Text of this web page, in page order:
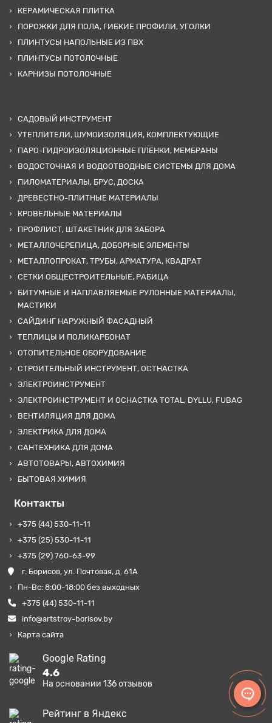
КЕРАМИЧЕСКАЯ ПЛИТКА
ПОРОЖКИ ДЛЯ ПОЛА, ГИБКИЕ ПРОФИЛИ, УГОЛКИ
ПЛИНТУСЫ НАПОЛЬНЫЕ ИЗ ПВХ
ПЛИНТУСЫ ПОТОЛОЧНЫЕ
КАРНИЗЫ ПОТОЛОЧНЫЕ
САДОВЫЙ ИНСТРУМЕНТ
УТЕПЛИТЕЛИ, ШУМОИЗОЛЯЦИЯ, КОМПЛЕКТУЮЩИЕ
ПАРО-ГИДРОИЗОЛЯЦИОННЫЕ ПЛЕНКИ, МЕМБРАНЫ
ВОДОСТОЧНАЯ И ВОДООТВОДНЫЕ СИСТЕМЫ ДЛЯ ДОМА
ПИЛОМАТЕРИАЛЫ, БРУС, ДОСКА
ДРЕВЕСТНО-ПЛИТНЫЕ МАТЕРИАЛЫ
КРОВЕЛЬНЫЕ МАТЕРИАЛЫ
ПРОФЛИСТ, ШТАКЕТНИК ДЛЯ ЗАБОРА
МЕТАЛЛОЧЕРЕПИЦА, ДОБОРНЫЕ ЭЛЕМЕНТЫ
МЕТАЛЛОПРОКАТ, ТРУБЫ, АРМАТУРА, КВАДРАТ
СЕТКИ ОБЩЕСТРОИТЕЛЬНЫЕ, РАБИЦА
БИТУМНЫЕ И НАПЛАВЛЯЕМЫЕ РУЛОННЫЕ МАТЕРИАЛЫ,
МАСТИКИ
САЙДИНГ НАРУЖНЫЙ ФАСАДНЫЙ
ТЕПЛИЦЫ И ПОЛИКАРБОНАТ
ОТОПИТЕЛЬНОЕ ОБОРУДОВАНИЕ
СТРОИТЕЛЬНЫЙ ИНСТРУМЕНТ, ОСТНАСТКА
ЭЛЕКТРОИНСТРУМЕНТ
ЭЛЕКТРОИНСТРУМЕНТ И ОСНАСТКА TOTAL, DYLLU, FUBAG
ВЕНТИЛЯЦИЯ ДЛЯ ДОМА
ЭЛЕКТРИКА ДЛЯ ДОМА
САНТЕХНИКА ДЛЯ ДОМА
АВТОТОВАРЫ, АВТОХИМИЯ
БЫТОВАЯ ХИМИЯ
Контакты
+375 (44) 530-11-11
+375 (25) 530-11-11
+375 (29) 760-63-99
г. Борисов, ул. Почтовая, д. 61А
Пн-Вс: 8:00-18:00 без выходных
+375 (44) 530-11-11
info@artstroy-borisov.by
Карта сайта
Google Rating
4.6
На основании 136отзывов
Рейтинг в Яндекс